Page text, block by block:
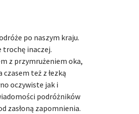
po naszym kraju.
trochę inaczej.
z przymrużeniem oka,
też z łezką
oczywiste jak i
podróżników
zasłoną zapomnienia.